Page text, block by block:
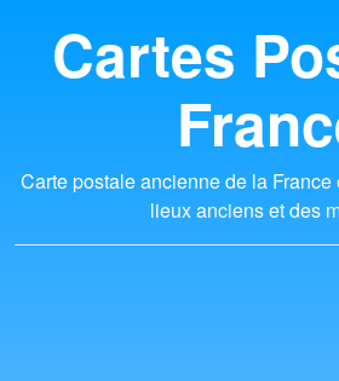
Cartes
Carte postale ancienne de la
lieux anciens et des